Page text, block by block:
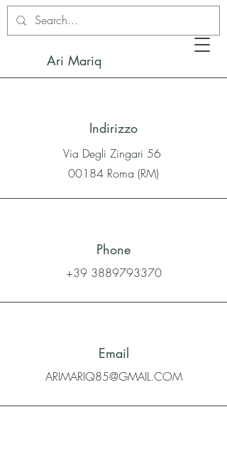
Ari Mariq
Indirizzo
Via Degli Zingari 56
00184 Roma (RM)
Phone
+39 3889793370
Email
ARIMARIQ85@GMAIL.COM